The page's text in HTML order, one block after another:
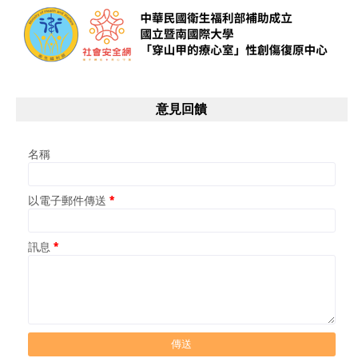
意見回饋
名稱
以電子郵件傳送 *
訊息 *